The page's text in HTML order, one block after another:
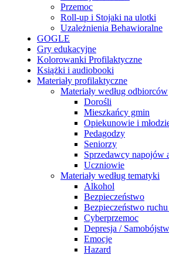
Przemoc
Roll-up i Stojaki na ulotki
Uzależnienia Behawioralne
GOGLE
Gry edukacyjne
Kolorowanki Profilaktyczne
Książki i audiobooki
Materiały profilaktyczne
Materiały według odbiorców
Dorośli
Mieszkańcy gmin
Opiekunowie i
Pedagodzy
Seniorzy
Sprzedawcy napojów
Uczniowie
Materiały według tematyki
Alkohol
Bezpieczeństwo
Bezpieczeństwo
Cyberprzemoc
Depresja /
Emocje
Hazard